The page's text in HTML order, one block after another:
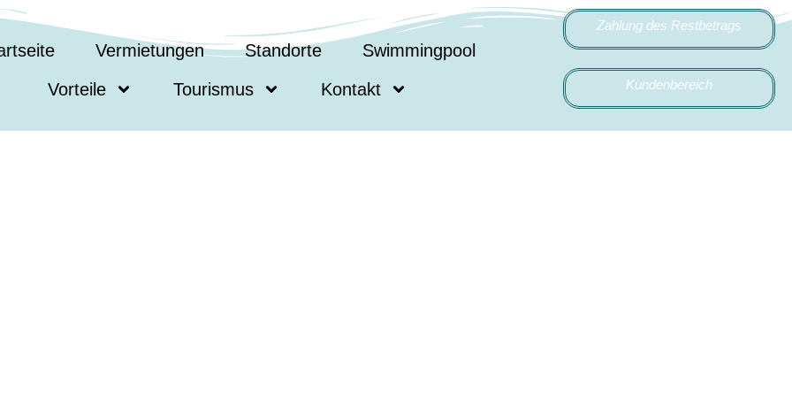
Vermietungen Standorte
Swimmingpool
Vorteile
Tourismus Kontakt
Zahlung des Restbetrags
Kundenbereich